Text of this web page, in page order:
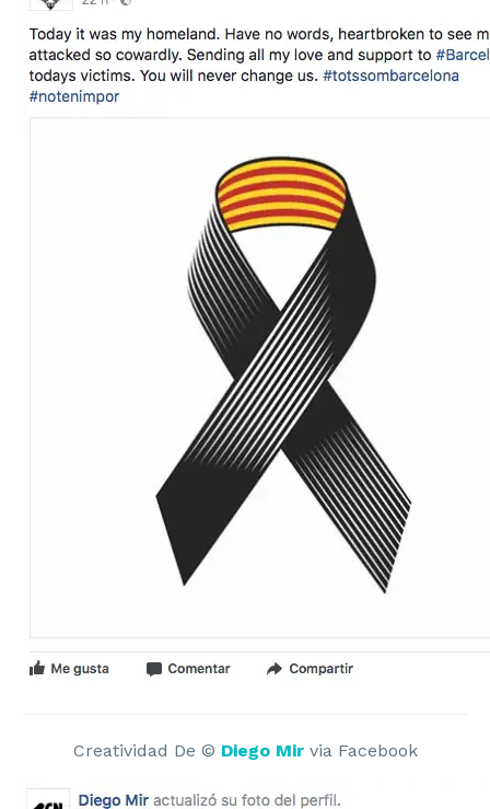
Creatividad De © Diego Mirvia Facebook